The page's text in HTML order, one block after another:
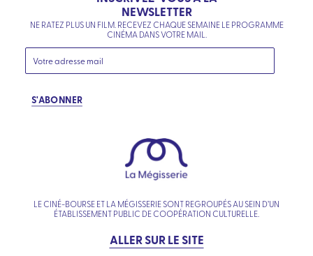
NEWSLETTER
NE RATEZ PLUS UN FILM. RECEVEZ CHAQUE SEMAINE LE PROGRAMME
CINÉMA DANS VOTRE MAIL.
S'ABONNER
LE CINÉ-BOURSE ET LA MÉGISSERIE SONT REGROUPÉS AU SEIN D’UN
ÉTABLISSEMENT PUBLIC DE COOPÉRATION CULTURELLE.
ALLER SUR LE SITE